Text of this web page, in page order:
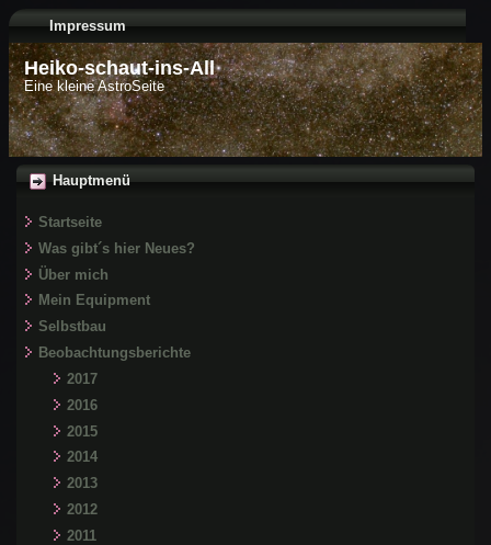
Impressum
Heiko-schaut-ins-All
Eine kleine AstroSeite
Hauptmenü
Startseite
Was gibt´s hier Neues?
Über mich
Mein Equipment
Selbstbau
Beobachtungsberichte
2017
2016
2015
2014
2013
2012
2011